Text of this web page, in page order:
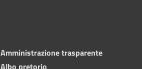
Amministrazione trasparente
Albo pretorio